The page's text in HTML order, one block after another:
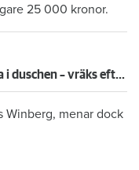
25 000 kronor.
Larmade inte om spricka i duschen – vräks efter 30 år
Winberg, menar dock